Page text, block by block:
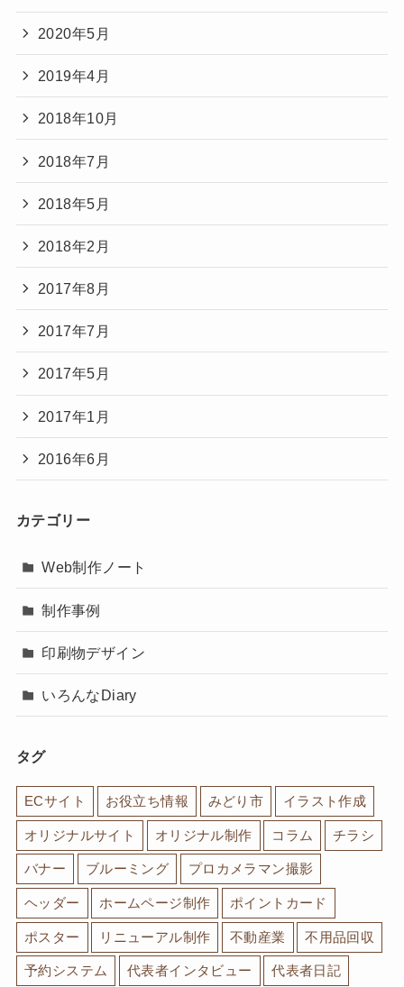
2020年5月
2019年4月
2018年10月
2018年7月
2018年5月
2018年2月
2017年8月
2017年7月
2017年5月
2017年1月
2016年6月
カテゴリー
Web制作ノート
制作事例
印刷物デザイン
いろんなDiary
タグ
ECサイト お役立ち情報 みどり市 イラスト作成
オリジナルサイト オリジナル制作 コラム チラシ
バナー ブルーミング プロカメラマン撮影
ヘッダー ホームページ制作 ポイントカード
ポスター リニューアル制作 不動産業 不用品回収
予約システム 代表者インタビュー 代表者日記